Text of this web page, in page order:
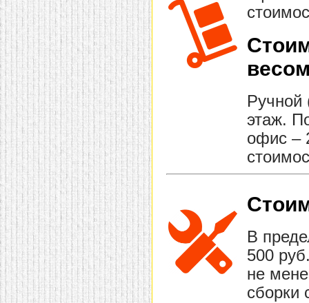
Ручной
этаж.
офис –
В
500
не
сборки